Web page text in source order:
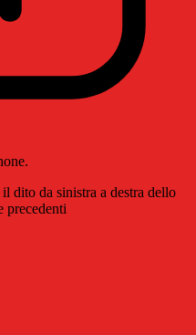
dito da sinistra a destra dello
precedenti